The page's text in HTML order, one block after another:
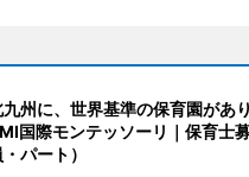
州に、世界基準の保育園があり
国際モンテッソーリ｜保育士
・パート）